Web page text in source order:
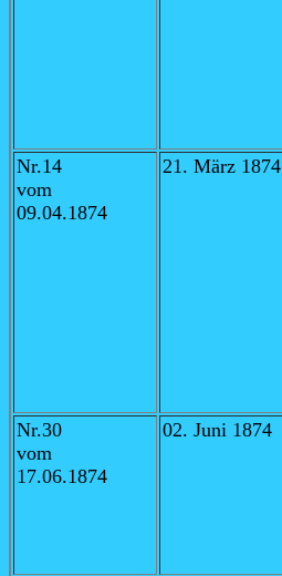
Nr.14
vom
09.04.1874
21. März 1874
Nr.30
vom
17.06.1874
02. Juni 1874